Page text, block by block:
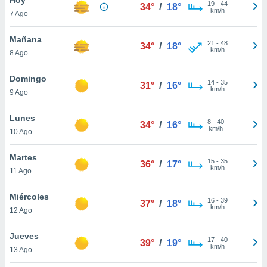
en
más
nuestra
de
cookies
aceptar
7 Ago
34° / 18° 19- 44
km/h
Mañana
8 Ago
34° / 18° 21 - 48
km/h
Domingo
9 Ago
31° / 16° 14- 35
km/h
Lunes
10 Ago
34° / 16° 8- 40
km/h
Martes
11 Ago
36° / 17° 15- 35
km/h
Miércoles
12 Ago
37° / 18° 16- 39
km/h
Jueves
13 Ago
39° / 19° 17- 40
km/h